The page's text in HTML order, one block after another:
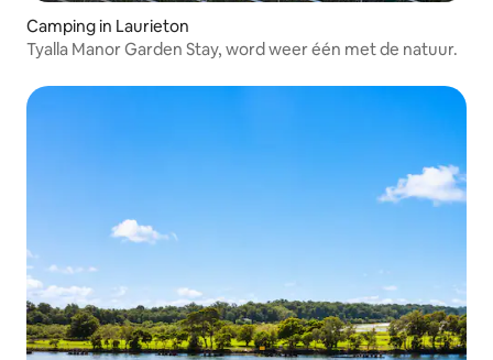
Camping in Laurieton
Tyalla Manor Garden Stay, word weer één met de natuur.